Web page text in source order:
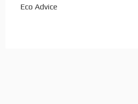
Eco Advice